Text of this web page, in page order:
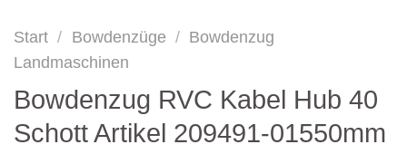
Start / Bowdenzüge / Bowdenzug
Landmaschinen
Bowdenzug RVC Kabel Hub 40
Schott Artikel 209491-01550mm